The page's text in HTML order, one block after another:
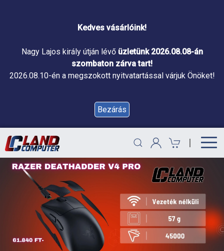
Kedves vásárlóink!
Nagy Lajos király útján lévő üzletünk 2026.08.08-án
szombaton zárva tart!
2026.08.10-én a megszokott nyitvatartással várjuk Önöket!
Bezárás
|